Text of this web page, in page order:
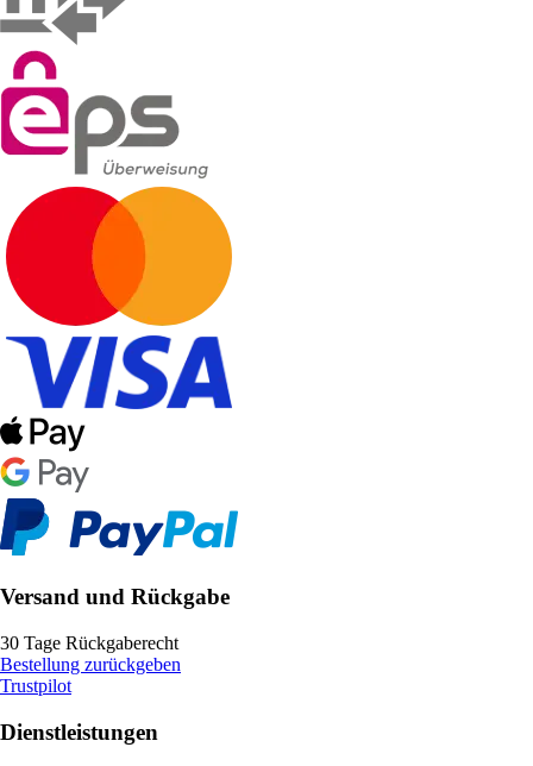
Versand und Rückgabe
30 Tage Rückgaberecht
Bestellung zurückgeben
Trustpilot
Dienstleistungen